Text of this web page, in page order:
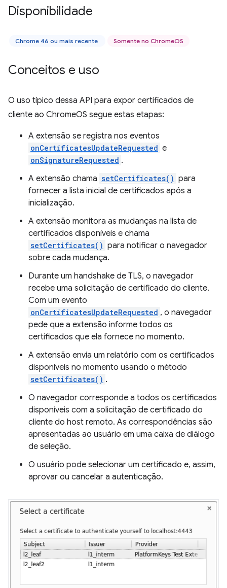
Disponibilidade
Chrome 46 ou mais recente Somente no ChromeOS
Conceitos e uso
O uso típico dessa API para expor certificados de
cliente ao ChromeOS segue estas etapas:
A extensão se registra nos eventos
onCertificatesUpdateRequested e
onSignatureRequested .
A extensão chama setCertificates() para
fornecer a lista inicial de certificados após a
inicialização.
A extensão monitora as mudanças na lista de
certificados disponíveis e chama
setCertificates() para notificar o navegador
sobre cada mudança.
Durante um handshake de TLS, o navegador
recebe uma solicitação de certificado do cliente.
Com um evento
onCertificatesUpdateRequested , o navegador
pede que a extensão informe todos os
certificados que ela fornece no momento.
A extensão envia um relatório com os certificados
disponíveis no momento usando o método
setCertificates() .
O navegador corresponde a todos os certificados
disponíveis com a solicitação de certificado do
cliente do host remoto. As correspondências são
apresentadas ao usuário em uma caixa de diálogo
de seleção.
O usuário pode selecionar um certificado e, assim,
aprovar ou cancelar a autenticação.